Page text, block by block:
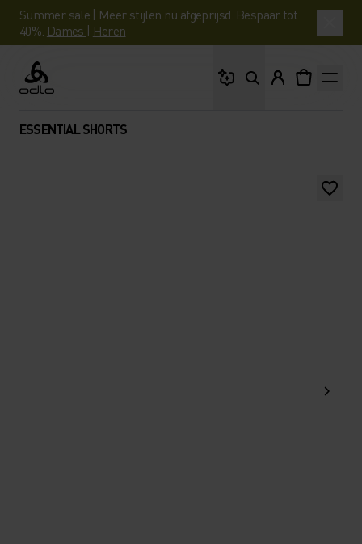
Summer sale | Meer stijlen nu afgeprijsd. Bespaar tot
40%. Dames | Heren
Odlo
ESSENTIAL SHORTS